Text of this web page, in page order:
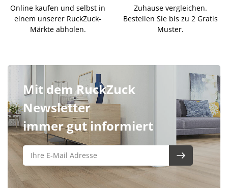
Online kaufen und selbst in
einem unserer RuckZuck-
Märkte abholen.
Zuhause vergleichen.
Bestellen Sie bis zu 2 Gratis
Muster.
Mit dem RuckZuck
Newsletter
immer gut informiert